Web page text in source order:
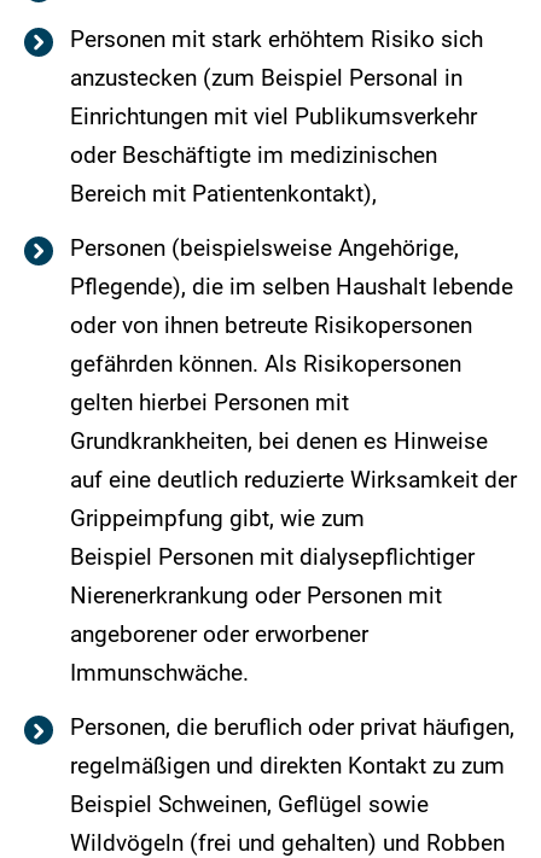
Personen mit stark erhöhtem Risiko sich
anzustecken (zum Beispiel Personal in
Einrichtungen mit viel Publikumsverkehr
oder Beschäftigte im medizinischen
Bereich mit Patientenkontakt),
Personen (beispielsweise Angehörige,
Pflegende), die im selben Haushalt lebende
oder von ihnen betreute Risikopersonen
gefährden können. Als Risikopersonen
gelten hierbei Personen mit
Grundkrankheiten, bei denen es Hinweise
auf eine deutlich reduzierte Wirksamkeit der
Grippeimpfung gibt, wie zum
Beispiel Personen mit dialysepflichtiger
Nierenerkrankung oder Personen mit
angeborener oder erworbener
Immunschwäche.
Personen, die beruflich oder privat häufigen,
regelmäßigen und direkten Kontakt zu zum
Beispiel Schweinen, Geflügel sowie
Wildvögeln (frei und gehalten) und Robben